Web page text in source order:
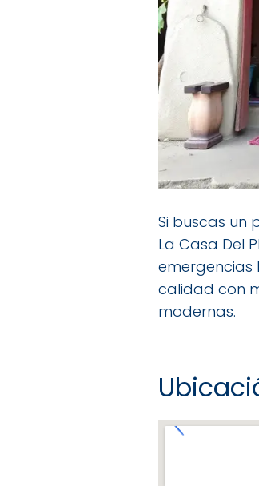
Si buscas un
La Casa Del
emergencias
calidad con
modernas.